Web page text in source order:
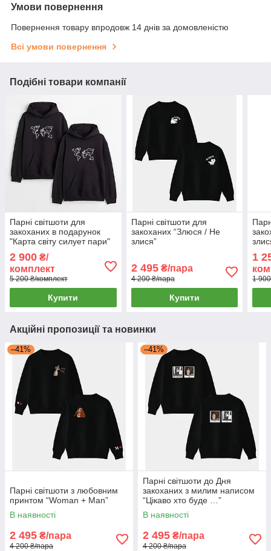
Умови повернення
Повернення товару впродовж 14 днів за домовленістю
Всі умови повернення
Подібні товари компанії
Парні світшоти для
закоханих в подарунок
"Карта світу силует пари"
2 900 ₴/
комплект
5 200 ₴/комплект
Купити
Парні світшоти для
закоханих “Злюся / Не
злися”
2 495₴/пара
4 200 ₴/пара
Купити
1
1
Акційні пропозиції та новинки
–41%
Парні світшоти з любовним
принтом “Woman + Man”
В наявності
2 495 ₴/пара
4 200 ₴/пара
–41%
Парні світшоти до Дня
закоханих з милим написом
“Цікаво хто буде …”
В наявності
2 495 ₴/пара
4 200 ₴/пара